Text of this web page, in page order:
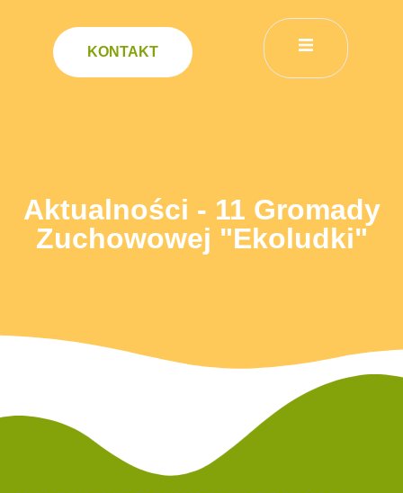
KONTAKT
Aktualności - 11 Gromady
Zuchowowej "Ekoludki"